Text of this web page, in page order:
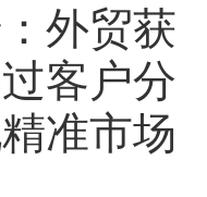
外贸获
客户分
准市场